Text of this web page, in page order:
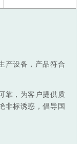
产设备，产品符合
靠，为客户提供质
非标诱惑，倡导国